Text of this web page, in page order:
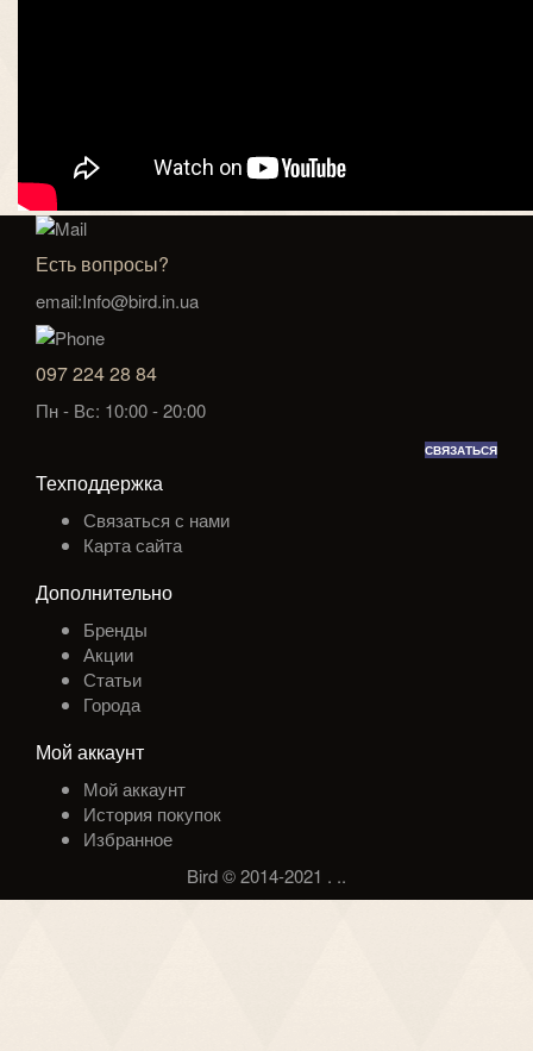
Есть вопросы?
email:Info@bird.in.ua
097 224 28 84
Пн - Вс: 10:00 - 20:00
СВЯЗАТЬСЯ
Техподдержка
Связаться с нами
Карта сайта
Дополнительно
Бренды
Акции
Статьи
Города
Мой аккаунт
Мой аккаунт
История покупок
Избранное
Bird © 2014-2021 . ..